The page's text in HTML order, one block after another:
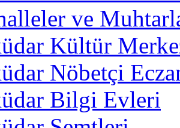
ve
Kültür
Nöbetçi
Bilgi Evleri